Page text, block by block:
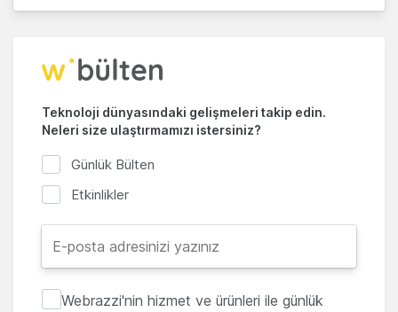
Teknoloji dünyasındaki gelişmeleri takip edin.
Neleri size ulaştırmamızı istersiniz?
Günlük Bülten
Etkinlikler
Webrazzi'nin hizmet ve ürünleri ile günlük